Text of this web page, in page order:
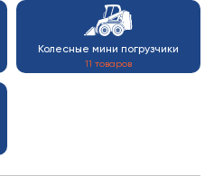
Колесные мини погрузчики
11 товаров